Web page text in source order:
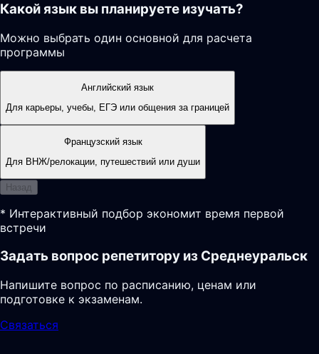
Какой язык вы планируете изучать?
Можно выбрать один основной для расчета
программы
Английский язык
Для карьеры, учебы, ЕГЭ или общения за границей
Французский язык
Для ВНЖ/релокации, путешествий или души
Назад
* Интерактивный подбор экономит время первой
встречи
Задать вопрос репетитору из Среднеуральск
Напишите вопрос по расписанию, ценам или
подготовке к экзаменам.
Связаться